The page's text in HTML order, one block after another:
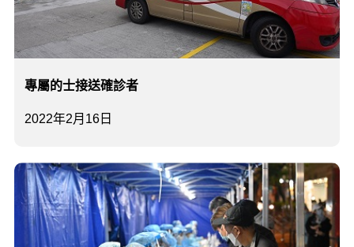
2022年2月16日
專屬的士接送確診者